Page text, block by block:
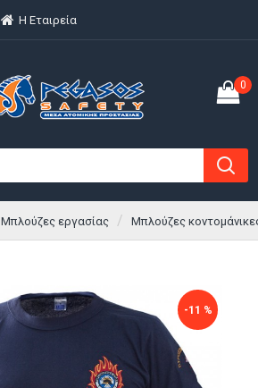
H Εταιρεία
0
Μπλούζες εργασίας Μπλούζες
-11 %